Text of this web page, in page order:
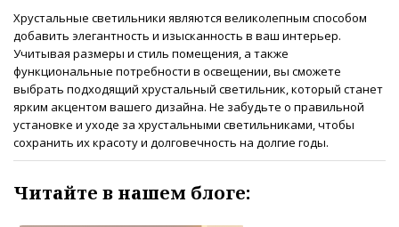
Хрустальные светильники являются великолепным способом
добавить элегантность и изысканность в ваш интерьер.
Учитывая размеры и стиль помещения, а также
функциональные потребности в освещении, вы сможете
выбрать подходящий хрустальный светильник, который станет
ярким акцентом вашего дизайна. Не забудьте о правильной
установке и уходе за хрустальными светильниками, чтобы
сохранить их красоту и долговечность на долгие годы.
Читайте в нашем блоге: